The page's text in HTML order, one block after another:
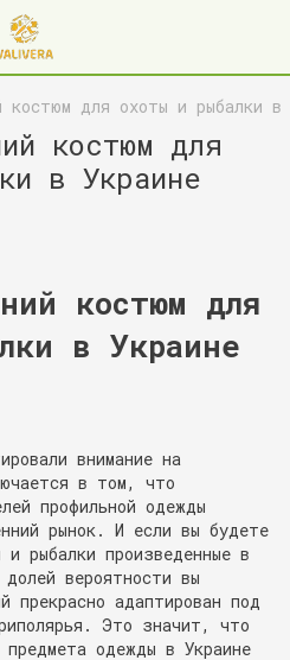
костюм для охоты и рыбалки в
костюм для
в Украине
костюм для
в Украине
внимание на
в том, что
профильной одежды
рынок. И если вы будете
рыбалки произведенные в
вероятности вы
прекрасно адаптирован под
Это значит, что
предмета одежды в Украине